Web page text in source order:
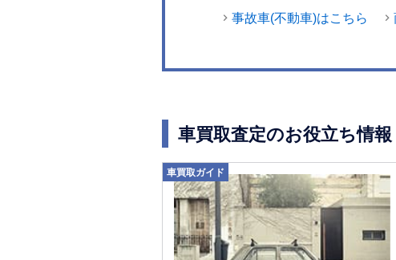
事故車(不動車)はこちら
車買取査定のお役立ち情報
車買取ガイド